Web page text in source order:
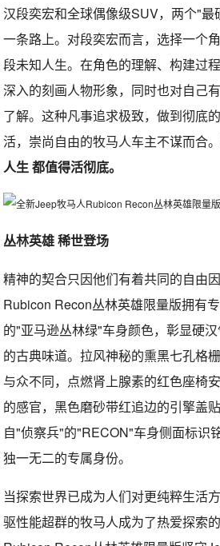
汉段奕宏和全球偶像级SUV，两个"最
一条路上。对段奕宏而言，选择一个
段未知人生。在角色的理解、构建过
深入的刻画人物形象，同时也对自己
了解。这种凡事追求极致，做到彻底
活，崇尚自由的牧马人车主不谋而合
人生 都值得活彻底。
丛林英雄 稀世登场
精神的契合只因他们有着共同的自由
Rubicon Recon丛林英雄限量版拥有
的"亚马逊丛林绿"车身颜色，彰显硬
的古典味道。拉风神秘的熏黑七孔格
与众不同，点燃肾上腺素的红色座椅
的感官，黑色磨砂带红追边的引擎盖
自"侦察兵"的"RECON"车身侧面标识
独一无二的专属身份。
当探索世界已成为人们对更纯粹生活
驱性能超群的牧马人成为了热爱探索